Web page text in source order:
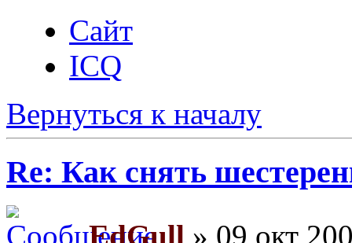
Сайт
ICQ
Вернуться к началу
Re: Как снять
EdGull » 09 окт